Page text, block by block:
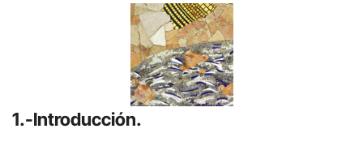
1.-Introducción.